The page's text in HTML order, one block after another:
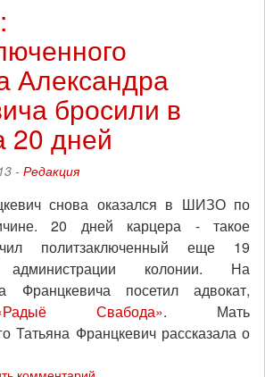
Александра
бросили в
20 дней
- Редакция
снова оказался в ШИЗО по
20 дней карцера - такое
политзаключенный еще 19
колонии. На
Францкевича посетил адвокат,
Свабода». Мать
Татьяна Францкевич рассказала о